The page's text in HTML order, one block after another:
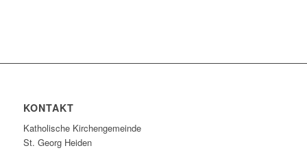
KONTAKT
Katholische Kirchengemeinde
St. Georg Heiden